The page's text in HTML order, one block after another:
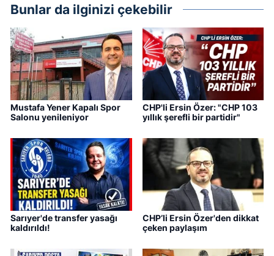
Bunlar da ilginizi çekebilir
Mustafa Yener Kapalı Spor
Salonu yenileniyor
CHP'li Ersin Özer: "CHP 103
yıllık şerefli bir partidir"
Sarıyer'de transfer yasağı
kaldırıldı!
CHP’li Ersin Özer'den dikkat
çeken paylaşım